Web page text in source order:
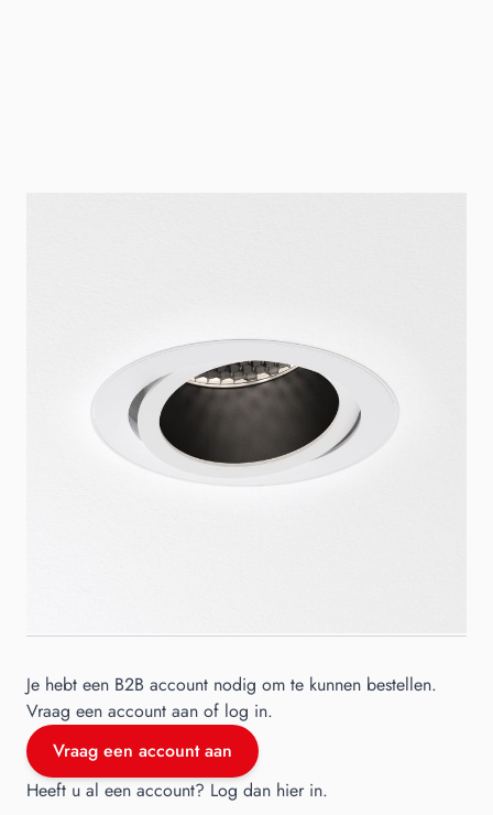
Astro Pinhole Slimline Round Flush Adjustable FR
inbouwspot mat wit
A1434008
Je hebt een B2B account nodig om te kunnen bestellen.
Vraag een account aan of log in.
Vraag een account aan
Heeft u al een account? Log dan hier in.